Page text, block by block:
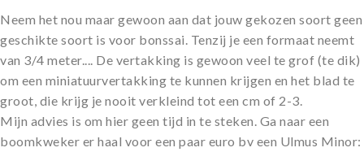
Neem het nou maar gewoon aan dat jouw gekozen soort geen
geschikte soort is voor bonssai. Tenzij je een formaat neemt
van 3/4 meter.... De vertakking is gewoon veel te grof (te dik)
om een miniatuurvertakking te kunnen krijgen en het blad te
groot, die krijg je nooit verkleind tot een cm of 2-3.
Mijn advies is om hier geen tijd in te steken. Ga naar een
boomkweker er haal voor een paar euro bv een Ulmus Minor: